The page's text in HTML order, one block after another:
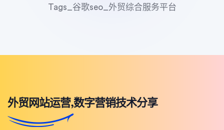
Tags_谷歌seo_外贸综合服务平台
外贸网站运营,数字营销技术分享